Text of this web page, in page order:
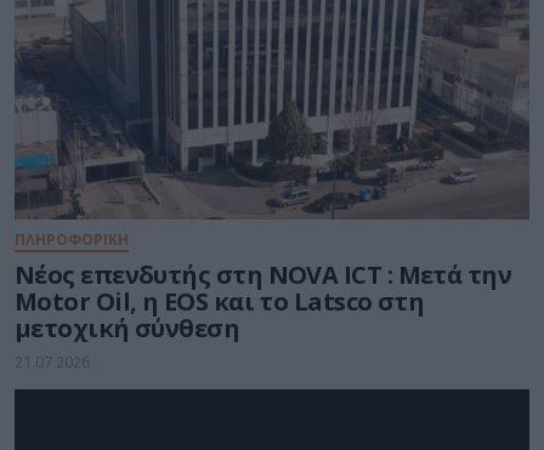
ΠΛΗΡΟΦΟΡΙΚΗ
Νέος επενδυτής στη NOVA ICT : Μετά την
Motor Oil, η EOS και το Latsco στη
μετοχική σύνθεση
21.07.2026